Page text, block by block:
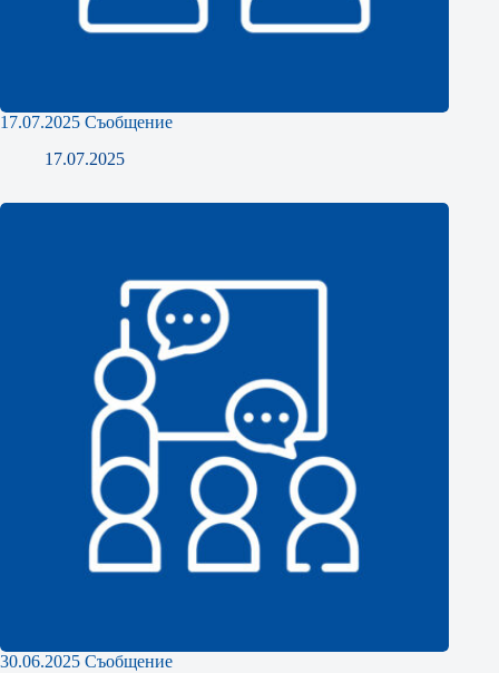
17.07.2025 Съобщение
17.07.2025
30.06.2025 Съобщение